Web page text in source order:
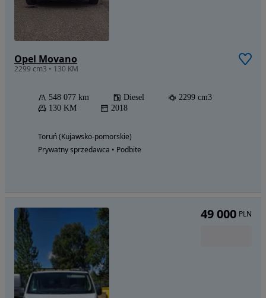
Opel Movano
2299 cm3 • 130 KM
548 077 km Diesel
2299 cm3
130 KM
2018
Toruń (Kujawsko-pomorskie)
Prywatny sprzedawca • Podbite
49 000 PLN